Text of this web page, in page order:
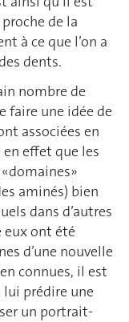
de la
à ce que l’on a
dents.
nombre de
faire une idée de
associées en
effet que les
aminés) bien
dans d’autres
eux ont été
d’une nouvelle
connues, il est
lui prédire une
un portrait-